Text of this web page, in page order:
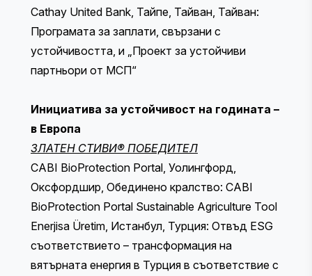
Cathay United Bank, Тайпе, Тайван, Тайван:
Програмата за заплати, свързани с
устойчивостта, и „Проект за устойчиви
партньори от МСП“
Инициатива за устойчивост на годината –
в Европа
ЗЛАТЕН СТИВИ® ПОБЕДИТЕЛ
CABI BioProtection Portal, Уолингфорд,
Оксфордшир, Обединено кралство: CABI
BioProtection Portal Sustainable Agriculture Tool
Enerjisa Üretim, Истанбул, Турция: Отвъд ESG
съответствието – трансформация на
вятърната енергия в Турция в съответствие с